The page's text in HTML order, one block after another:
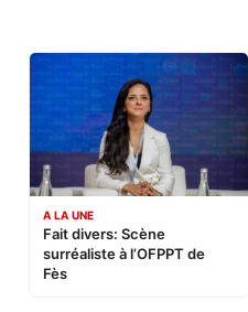
A LA UNE
Fait divers: Scène
surréaliste à l’OFPPT de
Fès